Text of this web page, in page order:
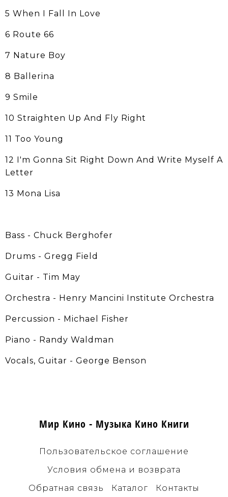
5 When I Fall In Love
6 Route 66
7 Nature Boy
8 Ballerina
9 Smile
10 Straighten Up And Fly Right
11 Too Young
12 I'm Gonna Sit Right Down And Write Myself A
Letter
13 Mona Lisa
Bass - Chuck Berghofer
Drums - Gregg Field
Guitar - Tim May
Orchestra - Henry Mancini Institute Orchestra
Percussion - Michael Fisher
Piano - Randy Waldman
Vocals, Guitar - George Benson
Мир Кино - Музыка Кино Книги
Пользовательское соглашение
Условия обмена и возврата
Обратная связь
Каталог Контакты